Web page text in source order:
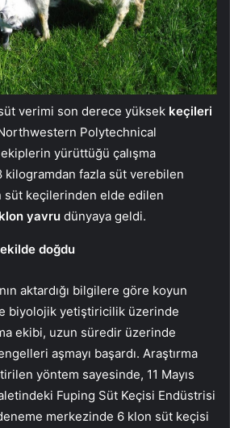
verimi son derece yüksek keçileri
Polytechnical
yürüttüğü çalışma
kilogramdan fazla süt verebilen
süt keçilerinden elde edilen
yavru dünyaya geldi.
doğdu
aktardığı bilgilere göre koyun
biyolojik yetiştiricilik üzerinde
ekibi, uzun süredir üzerinde
aşmayı başardı. Araştırma
yöntem sayesinde, 11 Mayıs
Fuping Süt Keçisi Endüstrisi
merkezinde 6 klon süt keçisi